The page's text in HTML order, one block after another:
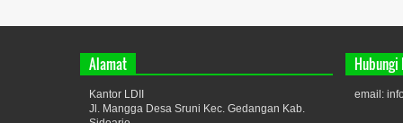
Alamat
Kantor LDII
Jl. Mangga Desa Sruni Kec. Gedangan Kab.
Hubungi
email: